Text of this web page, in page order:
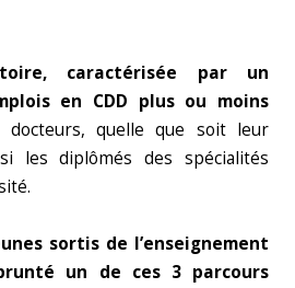
caractérisée par un
en CDD plus ou moins
docteurs, quelle que soit leur
les diplômés des spécialités
sortis de l’enseignement
un de ces 3 parcours